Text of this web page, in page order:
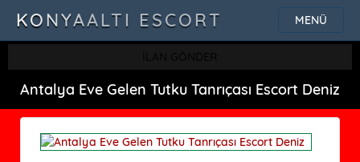
MENÜ
KONYAALTI ESCORT
Antalya Eve Gelen Tutku Tanrıçası Escort Deniz